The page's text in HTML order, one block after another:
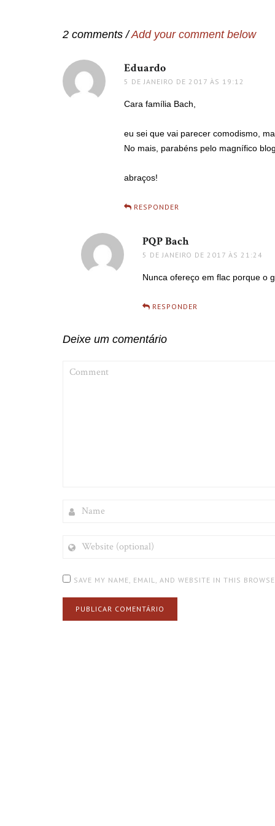
2 comments /Add your comment below
Eduardo
5 DE JANEIRO DE 2017 ÀS 19:12
Cara família Bach,
eu sei que vai parecer comodismo,
No mais, parabéns pelo magnífico
abraços!
RESPONDER
PQP Bachdisse:
5 DE JANEIRO DE 2017 ÀS 21:24
Nunca ofereço em flac porque o
RESPONDER
Deixe um comentário
(OPTIONAL)
SAVE MY NAME, EMAIL, AND WEBSITE IN THIS